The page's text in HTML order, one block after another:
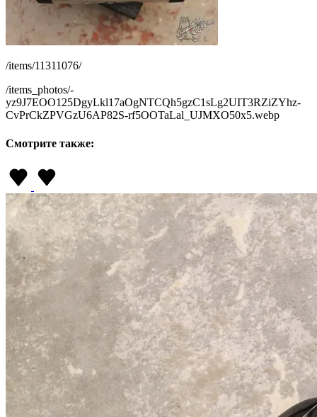
/items/11311076/
/items_photos/-
yz9J7EOO125DgyLkl17aOgNTCQh5gzC1sLg2UIT3RZiZYhz-
CvPrCkZPVGzU6AP82S-rf5OOTaLal_UJMXO50x5.webp
Смотрите также: